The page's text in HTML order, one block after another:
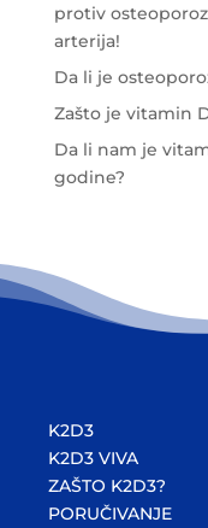
protiv
arterija!
Da li je
Zašto je vitamin
Da li nam je
godine?
K2D3
K2D3 VIVA
ZAŠTO K2D3?
PORUČIVANJE